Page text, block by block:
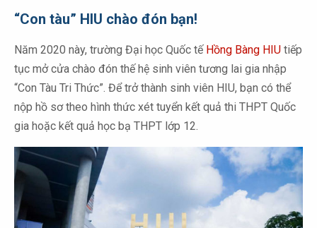
“Con tàu” HIU chào đón bạn!
Năm 2020 này, trường Đại học Quốc tế Hồng Bàng HIU tiếp
tục mở cửa chào đón thế hệ sinh viên tương lai gia nhập
“Con Tàu Tri Thức”. Để trở thành sinh viên HIU, bạn có thể
nộp hồ sơ theo hình thức xét tuyển kết quả thi THPT Quốc
gia hoặc kết quả học bạ THPT lớp 12.